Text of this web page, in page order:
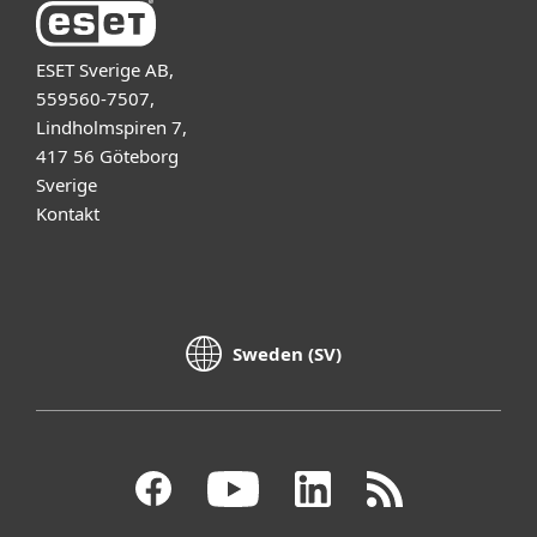
ESET Sverige AB,
559560-7507,
Lindholmspiren 7,
417 56 Göteborg
Sverige
Kontakt
Sweden (SV)